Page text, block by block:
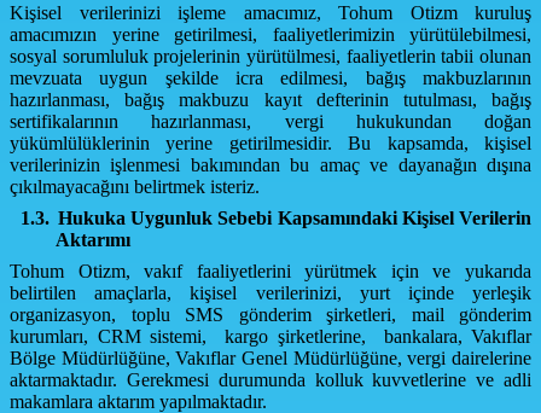
Kişisel verilerinizi işleme amacımız, Tohum Otizm kuruluş
amacımızın yerine getirilmesi, faaliyetlerimizin yürütülebilmesi,
sosyal sorumluluk projelerinin yürütülmesi, faaliyetlerin tabii olunan
mevzuata uygun şekilde icra edilmesi, bağış makbuzlarının
hazırlanması, bağış makbuzu kayıt defterinin tutulması, bağış
sertifikalarının hazırlanması, vergi hukukundan doğan
yükümlülüklerinin yerine getirilmesidir. Bu kapsamda, kişisel
verilerinizin işlenmesi bakımından bu amaç ve dayanağın dışına
çıkılmayacağını belirtmek isteriz.
1.3. Hukuka Uygunluk Sebebi Kapsamındaki Kişisel Verilerin
Aktarımı
Tohum Otizm, vakıf faaliyetlerini yürütmek için ve yukarıda
belirtilen amaçlarla, kişisel verilerinizi, yurt içinde yerleşik
organizasyon, toplu SMS gönderim şirketleri, mail gönderim
kurumları, CRM sistemi, kargo şirketlerine, bankalara, Vakıflar
Bölge Müdürlüğüne, Vakıflar Genel Müdürlüğüne, vergi dairelerine
aktarmaktadır. Gerekmesi durumunda kolluk kuvvetlerine ve adli
makamlara aktarım yapılmaktadır.